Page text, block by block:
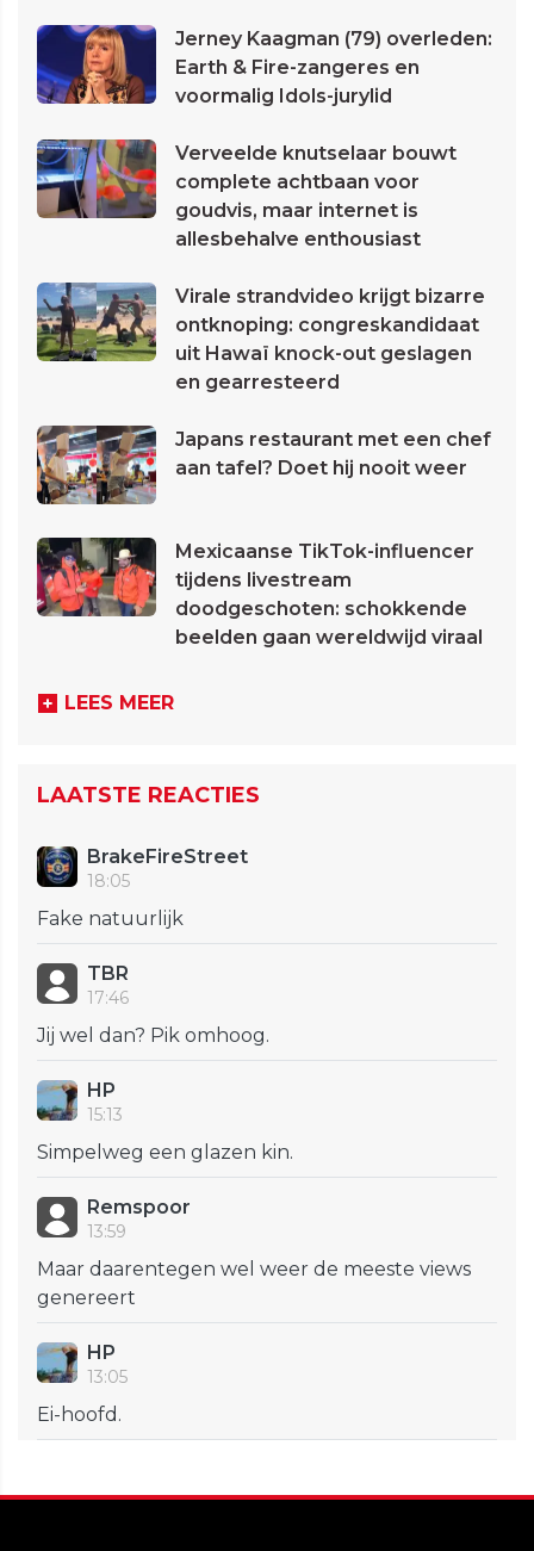
Jerney Kaagman (79) overleden:
Earth & Fire-zangeres en
voormalig Idols-jurylid
Verveelde knutselaar bouwt
complete achtbaan voor
goudvis, maar internet is
allesbehalve enthousiast
Virale strandvideo krijgt bizarre
ontknoping: congreskandidaat
uit Hawaï knock-out geslagen
en gearresteerd
Japans restaurant met een chef
aan tafel? Doet hij nooit weer
Mexicaanse TikTok-influencer
tijdens livestream
doodgeschoten: schokkende
beelden gaan wereldwijd viraal
LEES MEER
LAATSTE REACTIES
BrakeFireStreet
18:05
Fake natuurlijk
TBR
17:46
Jij wel dan? Pik omhoog.
HP
15:13
Simpelweg een glazen kin.
Remspoor
13:59
Maar daarentegen wel weer de meeste views
genereert
HP
13:05
Ei-hoofd.